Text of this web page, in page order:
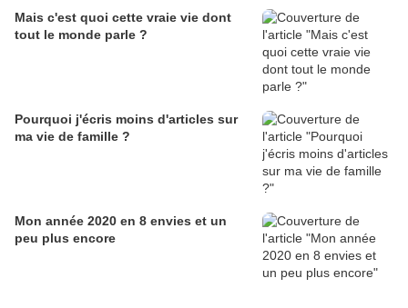
Mais c'est quoi cette vraie vie dont
tout le monde parle ?
Pourquoi j'écris moins d'articles sur
ma vie de famille ?
Mon année 2020 en 8 envies et un
peu plus encore